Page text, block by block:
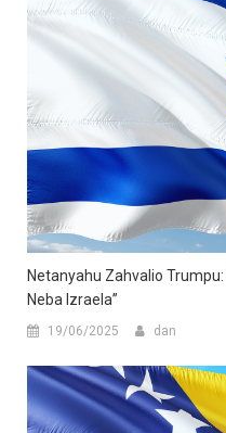
Netanyahu Zahvalio
Neba Izraela”
19/06/2025 dan